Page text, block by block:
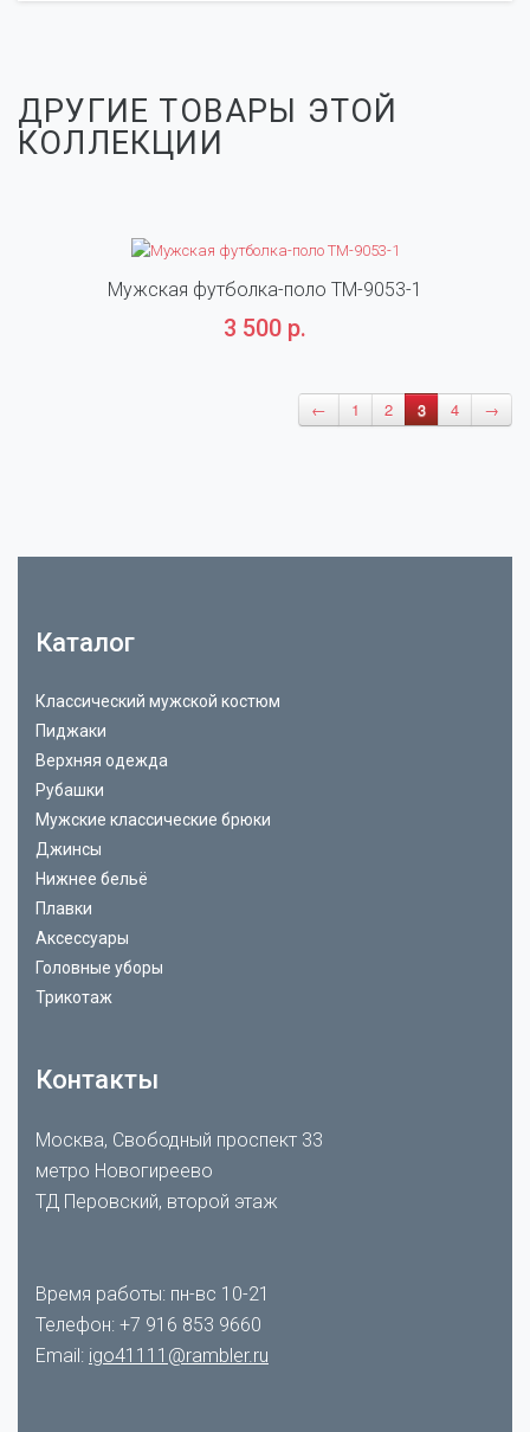
ДРУГИЕ ТОВАРЫ ЭТОЙ
КОЛЛЕКЦИИ
Мужская футболка-поло TM-9053-1
3 500 р.
← 1 2 3 4 →
Каталог
Классический мужской костюм
Пиджаки
Верхняя одежда
Рубашки
Мужские классические брюки
Джинсы
Нижнее бельё
Плавки
Аксессуары
Головные уборы
Трикотаж
Контакты
Москва, Свободный проспект 33
метро Новогиреево
ТД Перовский, второй этаж
Время работы: пн-вс 10-21
Телефон: +7 916 853 9660
Email: igo41111@rambler.ru